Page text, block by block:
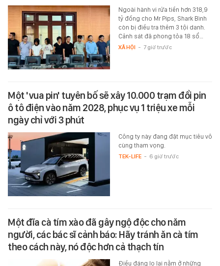
Ngoài hành vi rửa tiền hơn 318,9
tỷ đồng cho Mr Pips, Shark Bình
còn bị điều tra thêm 3 tội danh.
Cảnh sát đã phong tỏa 18 sổ…
XÃ HỘI - 7 giờ trước
Một 'vua pin' tuyên bố sẽ xây 10.000 trạm đổi pin
ô tô điện vào năm 2028, phục vụ 1 triệu xe mỗi
ngày chỉ với 3 phút
Công ty này đang đặt mục tiêu vô
cùng tham vọng.
TEK-LIFE - 6 giờ trước
Một đĩa cà tím xào đã gây ngộ độc cho năm
người, các bác sĩ cảnh báo: Hãy tránh ăn cà tím
theo cách này, nó độc hơn cả thạch tín
Điều đáng lo lại nằm ở những